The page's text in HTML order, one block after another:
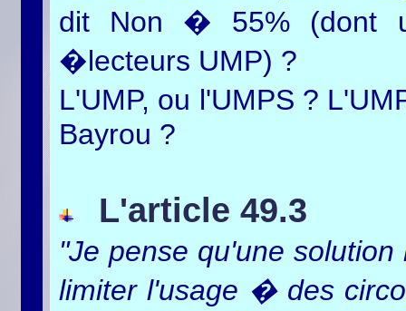
dit Non � 55% (dont
�lecteurs UMP) ?
L'UMP, ou l'UMPS ?
Bayrou ?
L'article 49.3
"Je pense qu'une
limiter l'usage � des